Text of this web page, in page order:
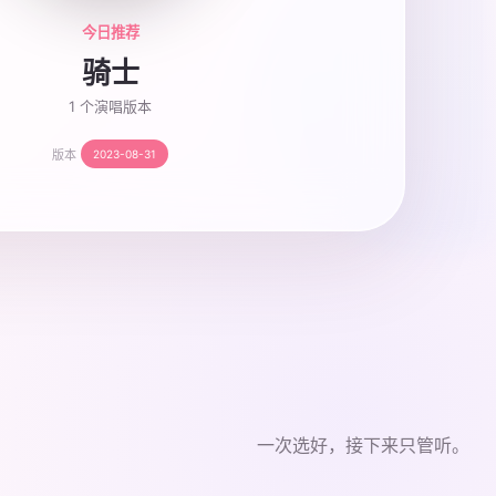
今日推荐
骑士
1 个演唱版本
版本 2023-08-31
一次选好，接下来只管听。